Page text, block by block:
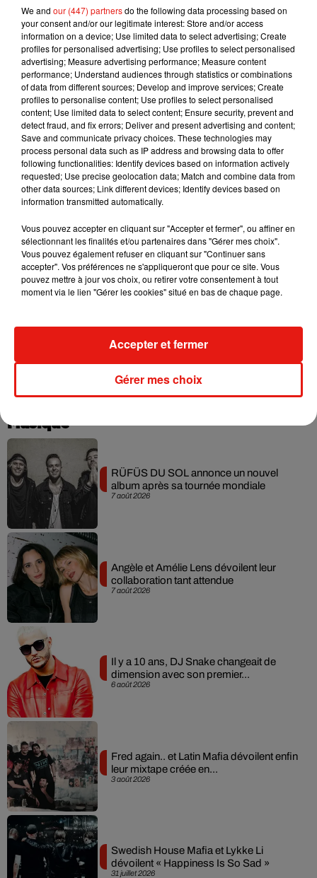
Voir cette publication sur Instagram
#Preggers �x:
Une publication partagée parBarbie(@nickiminaj) le20 Juil. 2020 à 7 :21 PDT
d'Espagne(Trinité-et-Tobago), s'est mariée en octobre 2019
à un responsable de l’industrie musicale américaine,
Kenneth Petty. C'est en septembre dernier que la jeune
femme avait surpris ses fans en annonçant qu’elle prenait sa
retraite pour se concentrer sur sa vie personnelle et familiale.
le bonheur du monde !
Musique
7 août 2026
RÜFÜS DU SOL annonce un nouvel
album après sa tournée mondiale
7 août 2026
Angèle et Amélie Lens dévoilent leur
collaboration tant attendue
6 août 2026
Il y a 10 ans, DJ Snake changeait de
dimension avec son premier...
3 août 2026
Fred again.. et Latin Mafia dévoilent enfin
leur mixtape créée en...
31 juillet 2026
Swedish House Mafia et Lykke Li
dévoilent « Happiness Is So Sad »
We and our (447) partnersdo the following data processing based on
your consent and/or our legitimate interest: Store and/or access
information on a device; Use limited data to select advertising; Create
profiles for personalised advertising; Use profiles to select personalised
advertising; Measure advertising performance; Measure content
performance; Understand audiences through statistics or combinations
of data from different sources; Develop and improve services; Create
profiles to personalise content; Use profiles to select personalised
content; Use limited data to select content; Ensure security, prevent and
detect fraud, and fix errors; Deliver and present advertising and content;
Save and communicate privacy choices. These technologies may
process personal data such as IP address and browsing data to offer
following functionalities: Identify devices based on information actively
requested; Use precise geolocation data; Match and combine data from
other data sources; Link different devices; Identify devices based on
information transmitted automatically.
Vous pouvez accepter en cliquant sur "Accepter et fermer", ou affiner en
sélectionnant les finalités et/ou partenaires dans "Gérer mes choix".
Vous pouvez également refuser en cliquant sur "Continuer sans
accepter". Vos préférences ne s'appliqueront que pour ce site. Vous
pouvez mettre à jour vos choix, ou retirer votre consentement à tout
moment via le lien "Gérer les cookies" situé en bas de chaque page.
Gérer mes choix
Accepter et fermer